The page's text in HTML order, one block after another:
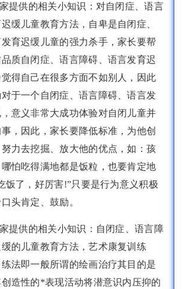
提供的相关小知识：对自闭症、语言
缓儿童教育方法，自卑是自闭症、
育迟缓儿童的强力杀手，家长要帮
质自闭症、语言障碍、语言发育迟
得自己在很多方面不如别人，因此
于一个自闭症、语言障碍、语言发
意义非常大成功体验对自闭儿童并
，因此，家长要降低标准，为他创
力去挖掘、放大他的优点，如：孩
怕吃得满地都是饭粒，也要肯定地
饭了，好厉害!”只要是行为意义积极
头肯定、鼓励。
提供的相关小知识：自闭症、语言障
的儿童教育方法，艺术康复训练
法即一般所谓的绘画治疗其目的是
造性的*表现活动将潜意识内压抑的